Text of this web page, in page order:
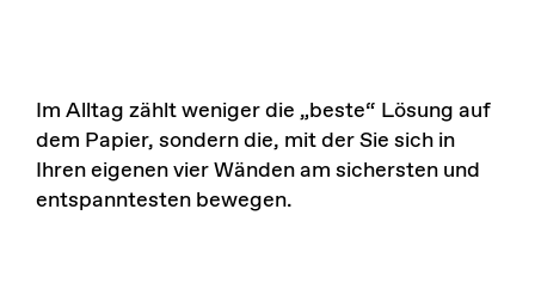
Im Alltag zählt weniger die „beste“ Lösung auf
dem Papier, sondern die, mit der Sie sich in
Ihren eigenen vier Wänden am sichersten und
entspanntesten bewegen.